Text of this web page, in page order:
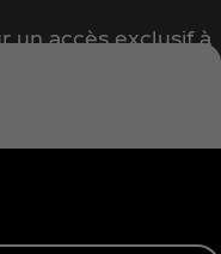
un accès exclusif à